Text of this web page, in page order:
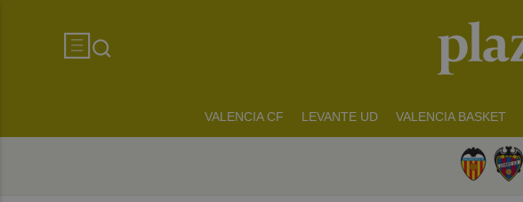
VALENCIA CF LEVANTE UD VALENCIA BASKET